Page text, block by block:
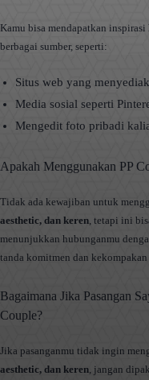
Kamu bisa mendapatkan inspirasi
berbagai sumber, seperti:
Situs web yang
Media sosial seperti
Mengedit foto pribadi
Apakah Menggunakan PP
Tidak ada kewajiban untuk
aesthetic, dan keren , tetapi ini
menunjukkan hubunganmu
tanda komitmen dan kekompakan
Bagaimana Jika Pasangan
Couple?
Jika pasanganmu tidak ingin
aesthetic, dan keren , jangan